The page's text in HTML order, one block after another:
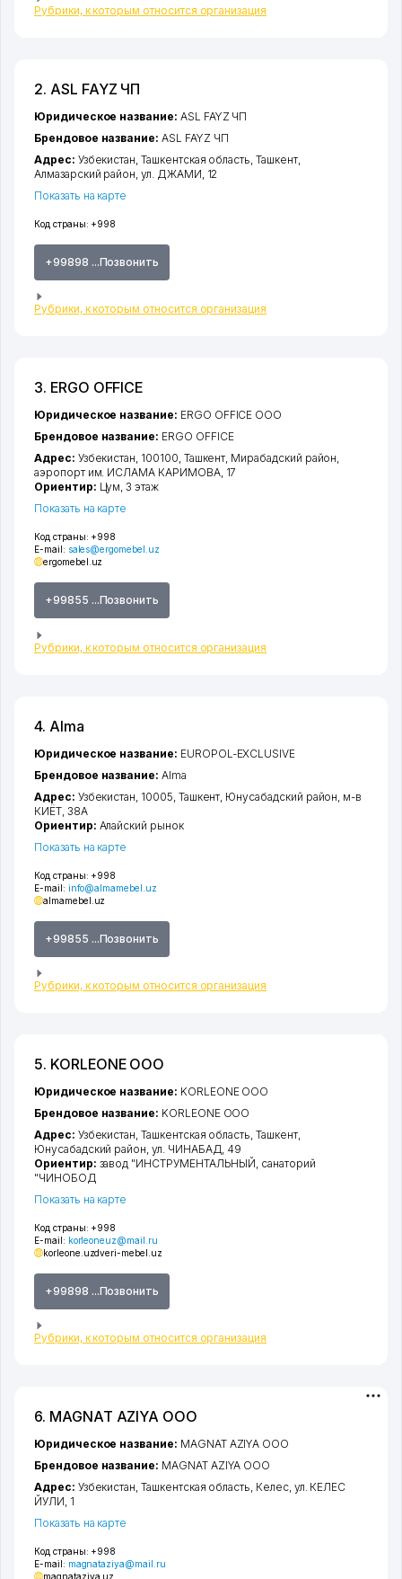
Рубрики, к которым относится организация
2. ASL FAYZ ЧП
Код страны: +998
+99898 ...Позвонить
Рубрики, к которым относится организация
Юридическое название: ASL FAYZ ЧП
Брендовое название: ASL FAYZ ЧП
Адрес: Узбекистан,Ташкентская область,Ташкент,
Алмазарский район,ул. ДЖАМИ, 12
Показать на карте
3. ERGO OFFICE
Код страны: +998
E-mail: sales@ergomebel.uz
ergomebel.uz
+99855 ...Позвонить
Рубрики, к которым относится организация
Юридическое название: ERGO OFFICE ООО
Брендовое название: ERGO OFFICE
Адрес: Узбекистан, 100100, Ташкент, Мирабадский район,
аэропорт им. ИСЛАМА КАРИМОВА, 17
Ориентир: Цум, 3 этаж
Показать на карте
4. Alma
Код страны: +998
E-mail: info@almamebel.uz
almamebel.uz
+99855 ...Позвонить
Рубрики, к которым относится организация
Юридическое название: EUROPOL-EXCLUSIVE
Брендовое название: Alma
Адрес: Узбекистан, 10005, Ташкент Юнусабадский район м-в
КИЁТ, 38А
Ориентир: Алайский рынок
Показать на карте
5. KORLEONE ООО
Код страны: +998
E-mail: korleoneuz@mail.ru
korleone.uzdveri-mebel.uz
+99898 ...Позвонить
Рубрики, к которым относится организация
Юридическое название: KORLEONE ООО
Брендовое название: KORLEONE ООО
Адрес: Узбекистан,Ташкентская область ,Ташкент,
Юнусабадский район ,ул. ЧИНАБАД , 49
Ориентир: завод "ИНСТРУМЕНТАЛЬНЫЙ, санаторий
"ЧИНОБОД
Показать на карте
6. MAGNAT AZIYA ООО
Код страны: +998
E-mail: magnataziya@mail.ru
magnataziya.uz
Юридическое название: MAGNAT AZIYA ООО
Брендовое название: MAGNAT AZIYA ООО
Адрес: Узбекистан,Ташкентская область, Келес, ул. КЕЛЕС
ЙУЛИ, 1
Показать на карте